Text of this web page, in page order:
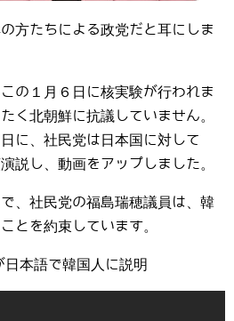
方たちによる政党だと耳にしま
の１月６日に核実験が行われま
く北朝鮮に抗議していません。
に、社民党は日本国に対して
説し、動画をアップしました。
、社民党の福島瑞穂議員は、韓
とを約束しています。
本語で韓国人に説明